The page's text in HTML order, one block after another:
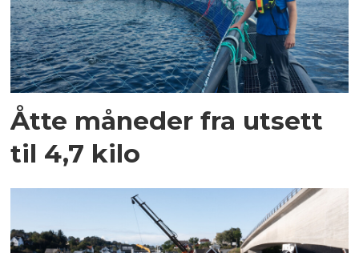
Åtte måneder fra utsett
til 4,7 kilo